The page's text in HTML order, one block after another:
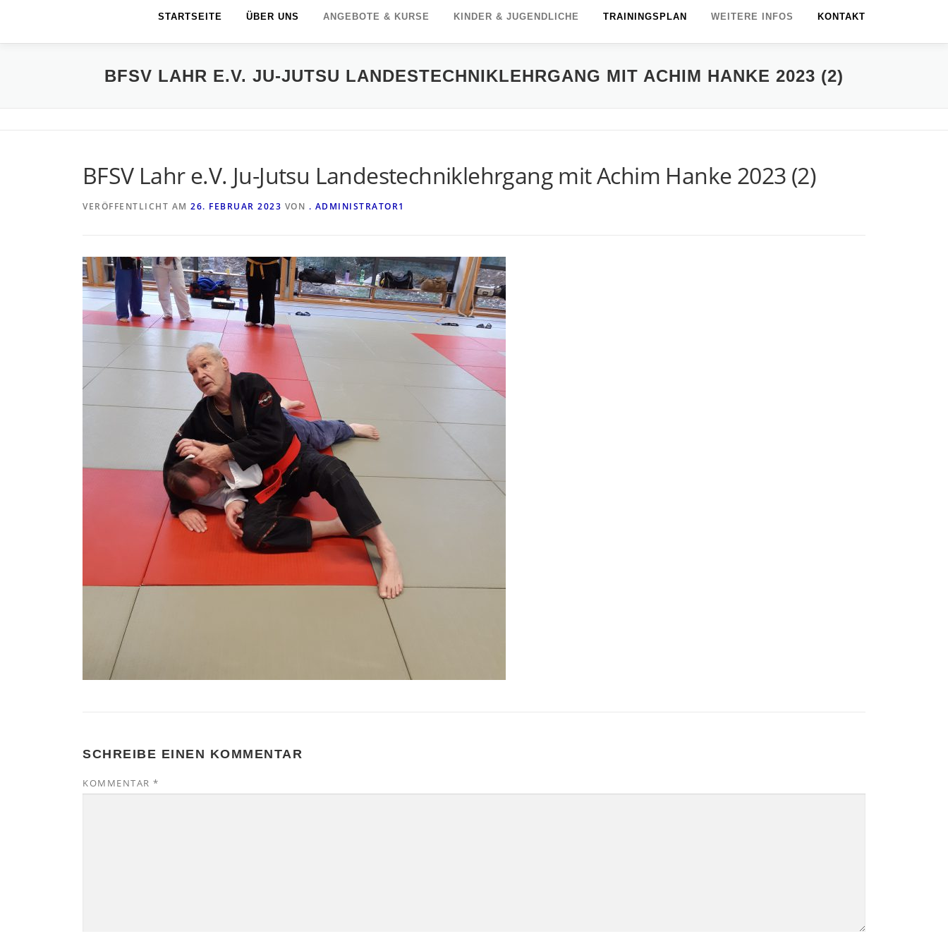
STARTSEITE ÜBER UNS ANGEBOTE & KURSE KINDER & JUGENDLICHE TRAININGSPLAN WEITERE INFOS KONTAKT
BFSV LAHR E.V. JU-JUTSU LANDESTECHNIKLEHRGANG MIT ACHIM HANKE 2023 (2)
BFSV Lahr e.V. Ju-Jutsu Landestechniklehrgang mit Achim Hanke 2023 (2)
VERÖFFENTLICHT AM 26. FEBRUAR 2023 VON . ADMINISTRATOR1
SCHREIBE EINEN KOMMENTAR
KOMMENTAR *